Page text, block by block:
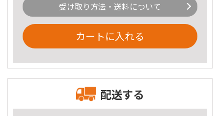
受け取り方法・送料について
カートに入れる
配送する